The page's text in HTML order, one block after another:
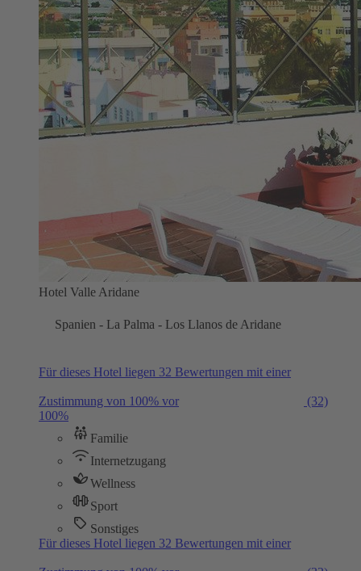
Hotel Valle Aridane
Spanien - La Palma - Los Llanos de Aridane
Für dieses Hotel liegen 32 Bewertungen mit einer
Zustimmung von 100% vor
(32)
100%
Familie
Internetzugang
Wellness
Sport
Sonstiges
Für dieses Hotel liegen 32 Bewertungen mit einer